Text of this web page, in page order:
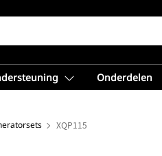
Onderdelen
XQP115